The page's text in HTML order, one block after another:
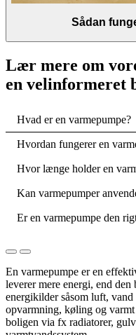
Sådan
Lær mere om
en velinformeret
Hvad er en varmepumpe?
Hvordan fungerer en
Hvor længe holder en
Kan varmepumper
Er en varmepumpe den
En varmepumpe er en
leverer mere energi, end
energikilder såsom luft,
opvarmning, køling og
boligen via fx radiatorer,